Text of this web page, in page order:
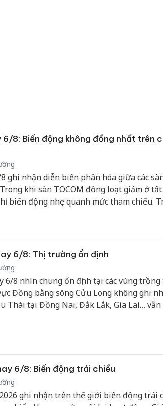
6/8: Biến động không đồng nhất trên
ghi nhận diễn biến phân hóa giữa các
khi sàn TOCOM đồng loạt giảm ở tất
biến động nhẹ quanh mức tham chiếu.
6/8: Thị trường ổn định
6/8 nhìn chung ổn định tại các vùng
Đồng bằng sông Cửu Long không ghi
Thái tại Đồng Nai, Đắk Lắk, Gia Lai…
6/8: Biến động trái chiều
ghi nhận trên thế giới biến động trái